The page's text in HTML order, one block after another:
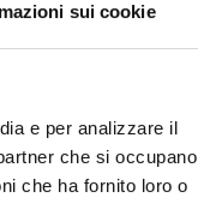
sui cookie
e per analizzare il
che si occupano
che ha fornito loro o